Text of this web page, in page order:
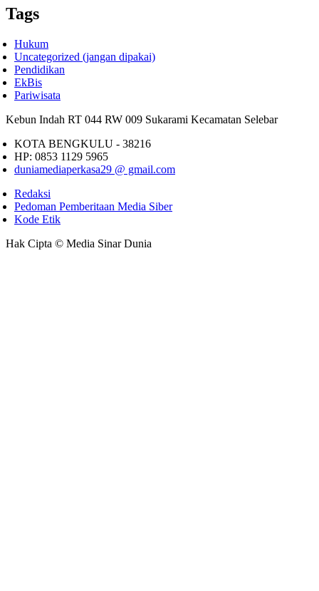
Tags
Hukum
Uncategorized (jangan dipakai)
Pendidikan
EkBis
Pariwisata
Kebun Indah RT 044 RW 009 Sukarami Kecamatan Selebar
KOTA BENGKULU - 38216
HP: 0853 1129 5965
duniamediaperkasa29 @ gmail.com
Redaksi
Pedoman Pemberitaan Media Siber
Kode Etik
Hak Cipta © Media Sinar Dunia